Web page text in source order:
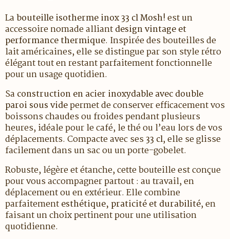
Labouteille isotherme inox 33 cl Mosh!est un
accessoire nomade alliantdesign vintage et
performance thermique. Inspirée des bouteilles de
lait américaines, elle se distingue par son style rétro
élégant tout en restant parfaitement fonctionnelle
pour un usage quotidien.
Sa construction en acier inoxydable avec double
paroi sous videpermet de conserver efficacement vos
boissons chaudes ou froides pendant plusieurs
heures, idéale pour le café, le thé ou l’eau lors de vos
déplacements. Compacte avec ses33 cl, elle se glisse
facilement dans un sac ou un porte-gobelet.
Robuste, légère et étanche, cette bouteille est conçue
pour vous accompagner partout : au travail, en
déplacement ou en extérieur. Elle combine
parfaitementesthétique, praticité et durabilité, en
faisant un choix pertinent pour une utilisation
quotidienne.